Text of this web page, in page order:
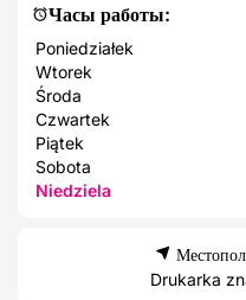
Часы работы:
Poniedziałek
Wtorek
Środa
Czwartek
Piątek
Sobota
Niedziela
Drukarka